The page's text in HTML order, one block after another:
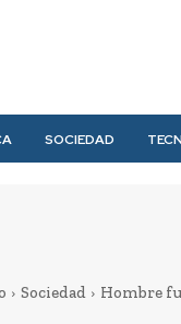
SOCIEDAD
Sociedad Hombre